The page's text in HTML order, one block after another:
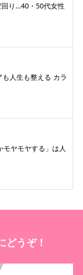
り…40・50代女性
人生も整える カラ
ヤモヤする」は人
どうぞ！